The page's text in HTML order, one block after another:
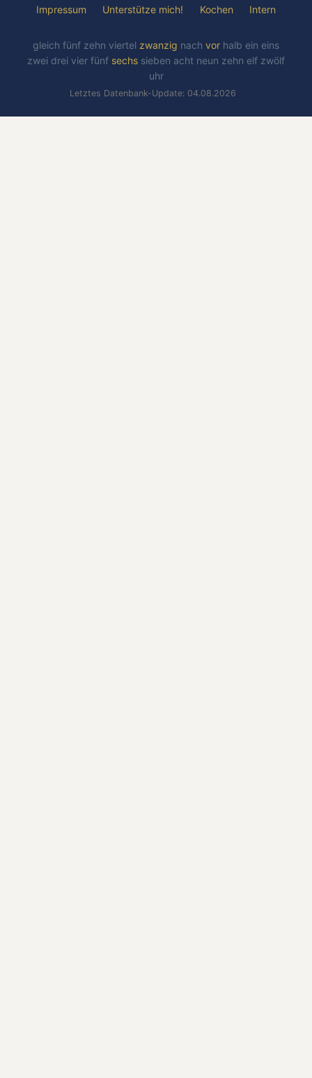
Impressum Unterstütze mich! Kochen Intern
gleich fünf zehn viertel zwanzig nach vor halb ein eins
zwei drei vier fünf sechs sieben acht neun zehn elf zwölf
uhr
Letztes Datenbank-Update: 04.08.2026